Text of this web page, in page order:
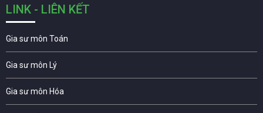
LINK - LIÊN KẾT
Gia sư môn Toán
Gia sư môn Lý
Gia sư môn Hóa